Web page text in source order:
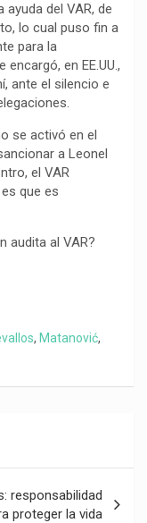
del VAR, de
lo cual puso fin a
para la
en EE.UU.,
ante el silencio e
se activó en el
a Leonel
el VAR
que es
audita al VAR?
, Matanović,
responsabilidad
proteger la vida